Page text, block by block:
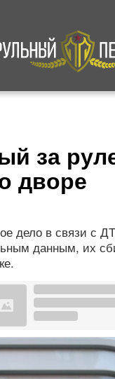
за
дворе
дело в связи с
данным, их